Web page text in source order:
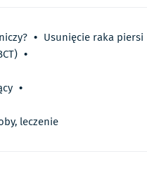
• Usunięcie raka piersi
•
•
leczenie